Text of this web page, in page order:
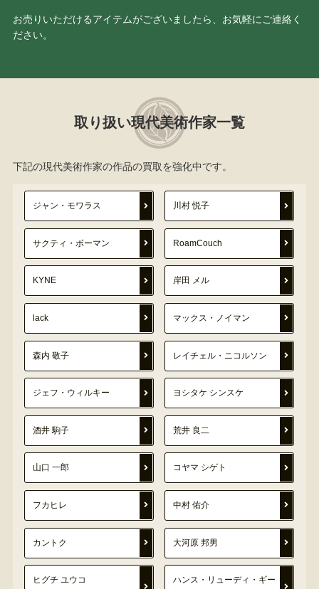
お売りいただけるアイテムがございましたら、お気軽にご連絡く
ださい。
取り扱い現代美術作家一覧
下記の現代美術作家の作品の買取を強化中です。
ジャン・モワラス 川村 悦子
サクティ・ボーマン RoamCouch
KYNE 岸田 メル
lack マックス・ノイマン
森内 敬子 レイチェル・ニコルソン
ジェフ・ウィルキー ヨシタケ シンスケ
酒井 駒子 荒井 良二
山口 一郎 コヤマ シゲト
フカヒレ 中村 佑介
カントク 大河原 邦男
ヒグチ ユウコ
ハンス・リューディ・ギー